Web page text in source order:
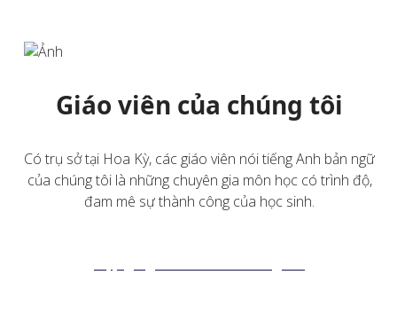
Giáo viên của chúng tôi
Có trụ sở tại Hoa Kỳ, các giáo viên nói tiếng Anh bản ngữ
của chúng tôi là những chuyên gia môn học có trình độ,
đam mê sự thành công của học sinh.